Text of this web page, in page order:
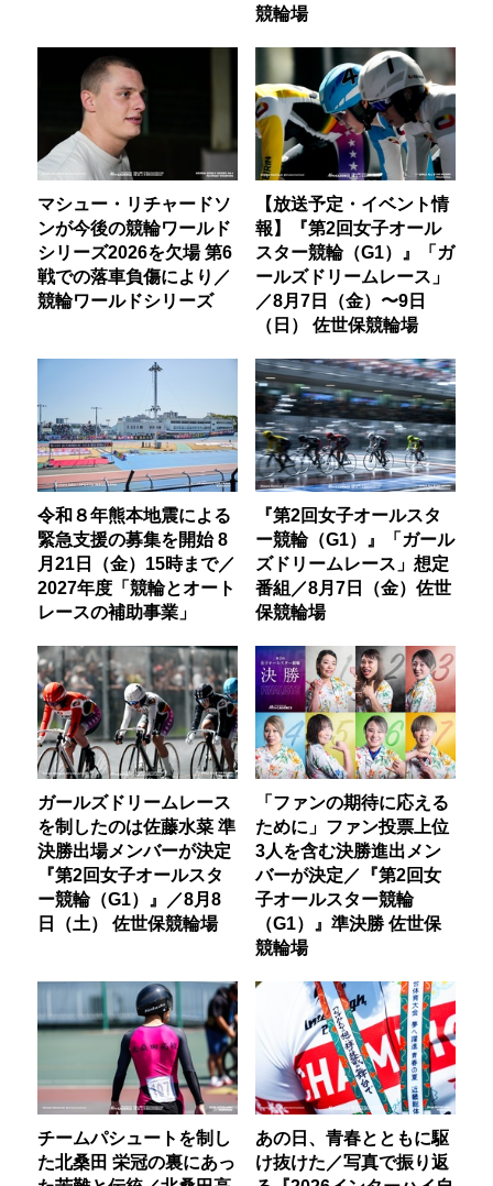
競輪場
マシュー・リチャードソ
ンが今後の競輪ワールド
シリーズ2026を欠場 第6
戦での落車負傷により／
競輪ワールドシリーズ
【放送予定・イベント情
報】『第2回女子オール
スター競輪（G1）』「ガ
ールズドリームレース」
／8月7日（金）〜9日
（日） 佐世保競輪場
令和８年熊本地震による
緊急支援の募集を開始 8
月21日（金）15時まで／
2027年度「競輪とオート
レースの補助事業」
『第2回女子オールスタ
ー競輪（G1）』「ガール
ズドリームレース」想定
番組／8月7日（金）佐世
保競輪場
ガールズドリームレース
を制したのは佐藤水菜 準
決勝出場メンバーが決定
『第2回女子オールスタ
ー競輪（G1）』／8月8
日（土） 佐世保競輪場
「ファンの期待に応える
ために」ファン投票上位
3人を含む決勝進出メン
バーが決定／『第2回女
子オールスター競輪
（G1）』準決勝 佐世保
競輪場
チームパシュートを制し
た北桑田 栄冠の裏にあっ
あの日、青春とともに駆
け抜けた／写真で振り返